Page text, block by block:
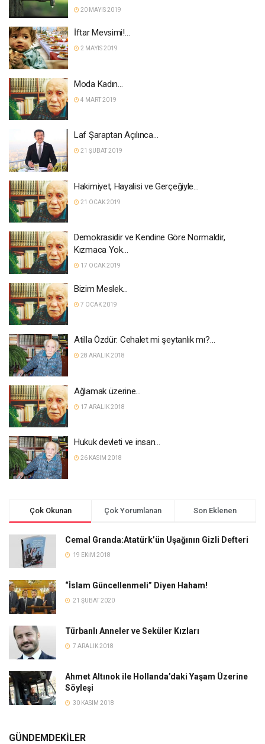
20 MAYIS 2019
İftar Mevsimi!…
2 MAYIS 2019
Moda Kadın…
4 MART 2019
Laf Şaraptan Açılınca…
21 ŞUBAT 2019
Hakimiyet, Hayalisi ve Gerçeğiyle…
21 OCAK 2019
Demokrasidir ve Kendine Göre Normaldir,
Kızmaca Yok…
17 OCAK 2019
Bizim Meslek…
7 OCAK 2019
Atilla Özdür: Cehalet mi şeytanlık mı?…
28 ARALIK 2018
Ağlamak üzerine…
17 ARALIK 2018
Hukuk devleti ve insan…
26 KASIM 2018
Çok Okunan Çok Yorumlanan Son Eklenen
Cemal Granda:Atatürk’ün Uşağının Gizli Defteri
19 EKIM 2018
“İslam Güncellenmeli” Diyen Haham!
21 ŞUBAT 2020
Türbanlı Anneler ve Seküler Kızları
7 ARALIK 2018
Ahmet Altınok ile Hollanda’daki Yaşam Üzerine
Söyleşi
30 KASIM 2018
GÜNDEMDEKİLER